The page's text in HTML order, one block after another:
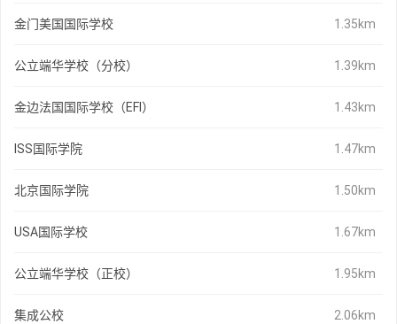
金门美国国际学校 1.35km
公立端华学校（分校） 1.39km
金边法国国际学校（EFI） 1.43km
ISS国际学院 1.47km
北京国际学院 1.50km
USA国际学校 1.67km
公立端华学校（正校） 1.95km
集成公校 2.06km